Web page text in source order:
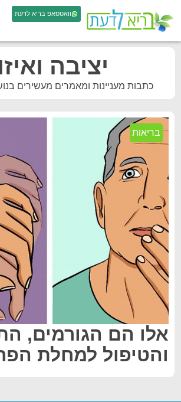
וואטסאפ בריא לדעת
יציבה
כתבות מעניינות ומאמרים מעשירים
בריאות
אלו הם הגורמים,
והטיפול למחלת